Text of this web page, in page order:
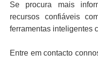
Se procura mais
recursos confiáveis
ferramentas inteligentes
Entre em contacto